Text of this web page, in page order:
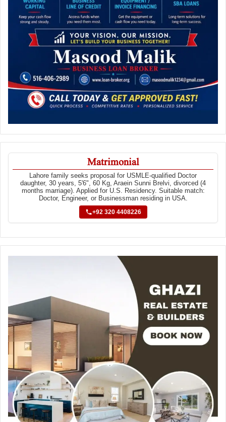
Matrimonial
Lahore family seeks proposal for USMLE-qualified Doctor
daughter, 30 years, 5'6", 60 Kg, Araein Sunni Brelvi, divorced (4
months marriage). Applied for U.S. Residency. Suitable match:
Doctor, Engineer, or Businessman residing in USA.
+92 320 4408226